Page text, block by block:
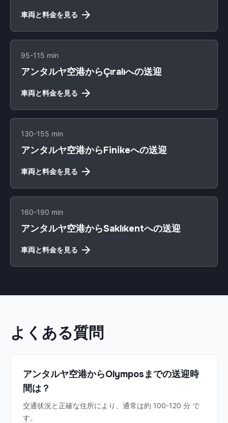
車両と料金を見る
95-115 min
アンタルヤ空港からÇıralıへの送迎
車両と料金を見る
130-155 min
アンタルヤ空港からFinikeへの送迎
車両と料金を見る
160-190 min
アンタルヤ空港からSaklıkentへの送迎
車両と料金を見る
よくある質問
アンタルヤ空港からOlymposまでの送迎時
間は？
交通状況と正確な住所により、通常は約 100-120 分 で
す。